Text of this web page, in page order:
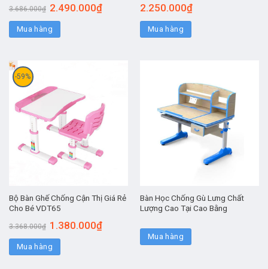
3.686.000₫ 2.490.000₫
Mua hàng
2.250.000₫
Mua hàng
-59%
Bộ Bàn Ghế Chống Cận Thị Giá Rẻ
Cho Bé VDT65
3.368.000₫ 1.380.000₫
Mua hàng
Bàn Học Chống Gù Lưng Chất
Lượng Cao Tại Cao Bằng
Mua hàng